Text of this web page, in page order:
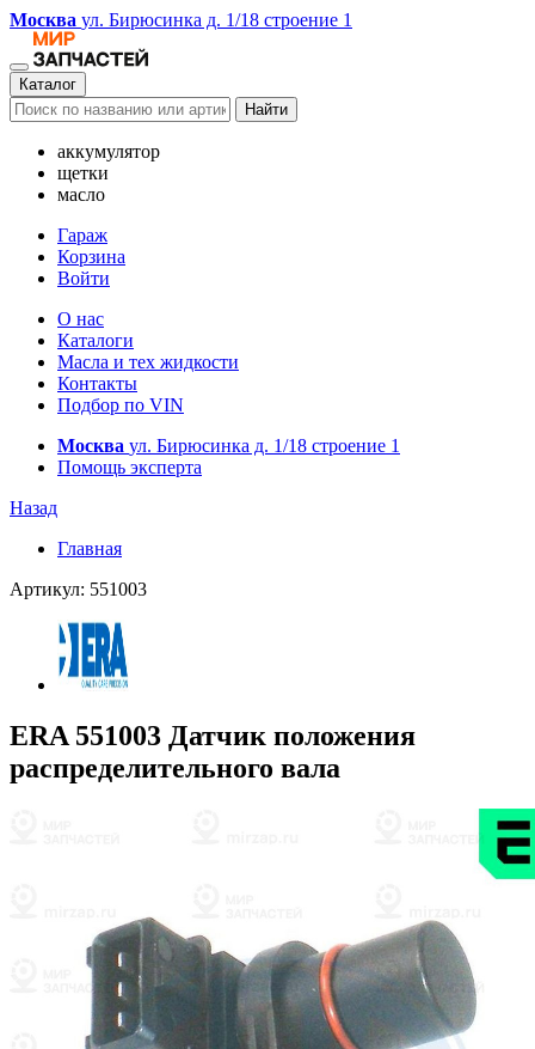
Москва ул. Бирюсинка д. 1/18 строение 1
Каталог
Найти
аккумулятор
щетки
масло
Гараж
Корзина
Войти
О нас
Каталоги
Масла и тех жидкости
Контакты
Подбор по VIN
Москва ул. Бирюсинка д. 1/18 строение 1
Помощь эксперта
Назад
Главная
Артикул: 551003
ERA 551003 Датчик положения
распределительного вала